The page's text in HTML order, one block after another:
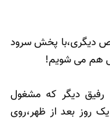
دیگری،با پخش سرود
هم می شویم!
رفیق دیگر که مشغول
روز بعد از ظهر،روی